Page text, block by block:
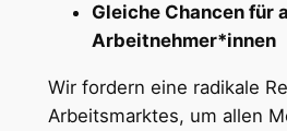
Gleiche Chancen für
Arbeitnehmer*innen
Wir fordern eine radikale
Arbeitsmarktes, um allen